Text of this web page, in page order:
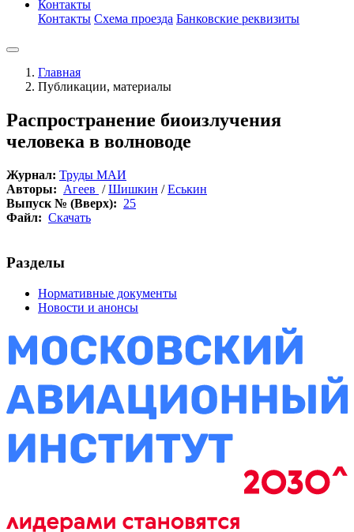
Контакты
Контакты Схема проезда Банковские реквизиты
Главная
Публикации, материалы
Распространение биоизлучения
человека в волноводе
Журнал: Труды МАИ
Авторы: Агеев /Шишкин /Еськин
Выпуск № (Вверх): 25
Файл: Скачать
Разделы
Нормативные документы
Новости и анонсы